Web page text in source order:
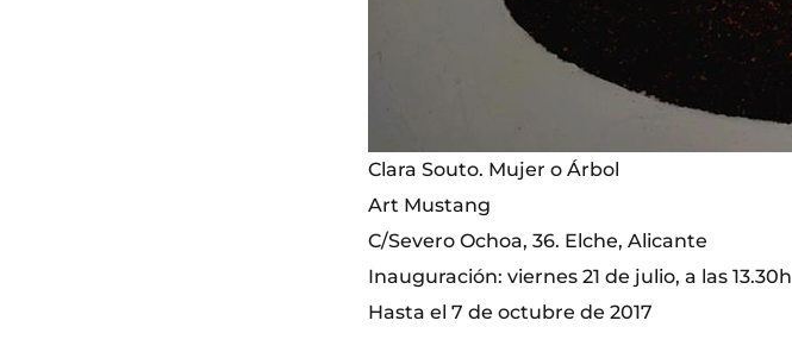
Clara Souto. Mujer o Árbol
Art Mustang
C/Severo Ochoa, 36. Elche, Alicante
Inauguración: viernes 21 de julio, a las 13.30h
Hasta el 7 de octubre de 2017